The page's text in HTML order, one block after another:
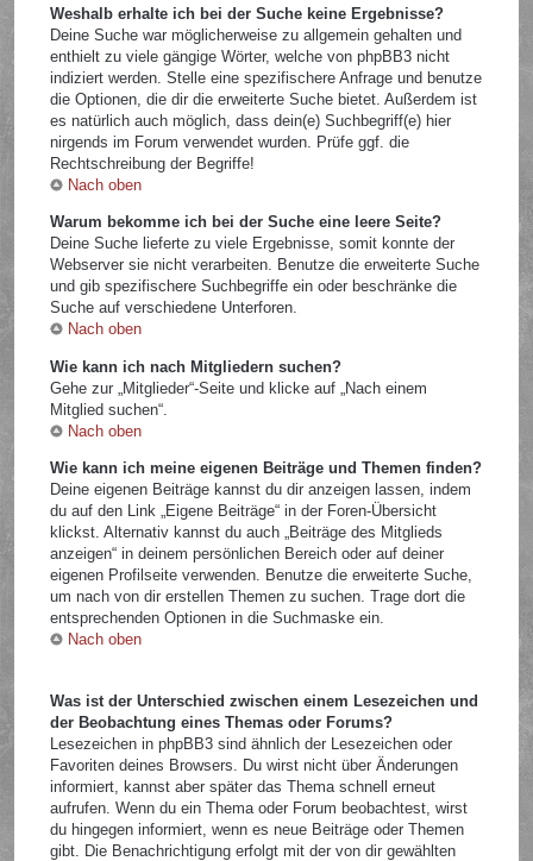
Weshalb erhalte ich bei der Suche keine Ergebnisse?
Deine Suche war möglicherweise zu allgemein gehalten und
enthielt zu viele gängige Wörter, welche von phpBB3 nicht
indiziert werden. Stelle eine spezifischere Anfrage und benutze
die Optionen, die dir die erweiterte Suche bietet. Außerdem ist
es natürlich auch möglich, dass dein(e) Suchbegriff(e) hier
nirgends im Forum verwendet wurden. Prüfe ggf. die
Rechtschreibung der Begriffe!
Nach oben
Warum bekomme ich bei der Suche eine leere Seite?
Deine Suche lieferte zu viele Ergebnisse, somit konnte der
Webserver sie nicht verarbeiten. Benutze die erweiterte Suche
und gib spezifischere Suchbegriffe ein oder beschränke die
Suche auf verschiedene Unterforen.
Nach oben
Wie kann ich nach Mitgliedern suchen?
Gehe zur „Mitglieder“-Seite und klicke auf „Nach einem
Mitglied suchen“.
Nach oben
Wie kann ich meine eigenen Beiträge und Themen finden?
Deine eigenen Beiträge kannst du dir anzeigen lassen, indem
du auf den Link „Eigene Beiträge“ in der Foren-Übersicht
klickst. Alternativ kannst du auch „Beiträge des Mitglieds
anzeigen“ in deinem persönlichen Bereich oder auf deiner
eigenen Profilseite verwenden. Benutze die erweiterte Suche,
um nach von dir erstellen Themen zu suchen. Trage dort die
entsprechenden Optionen in die Suchmaske ein.
Nach oben
Was ist der Unterschied zwischen einem Lesezeichen und
der Beobachtung eines Themas oder Forums?
Lesezeichen in phpBB3 sind ähnlich der Lesezeichen oder
Favoriten deines Browsers. Du wirst nicht über Änderungen
informiert, kannst aber später das Thema schnell erneut
aufrufen. Wenn du ein Thema oder Forum beobachtest, wirst
du hingegen informiert, wenn es neue Beiträge oder Themen
gibt. Die Benachrichtigung erfolgt mit der von dir gewählten